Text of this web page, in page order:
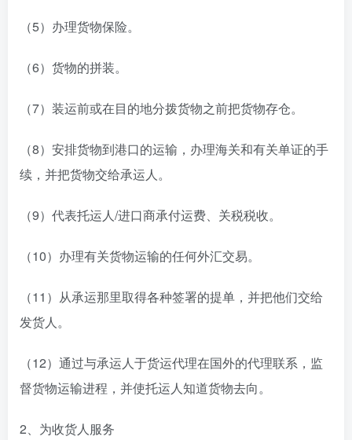
（5）办理货物保险。
（6）货物的拼装。
（7）装运前或在目的地分拨货物之前把货物存仓。
（8）安排货物到港口的运输，办理海关和有关单证的手
续，并把货物交给承运人。
（9）代表托运人/进口商承付运费、关税税收。
（10）办理有关货物运输的任何外汇交易。
（11）从承运那里取得各种签署的提单，并把他们交给
发货人。
（12）通过与承运人于货运代理在国外的代理联系，监
督货物运输进程，并使托运人知道货物去向。
2、为收货人服务